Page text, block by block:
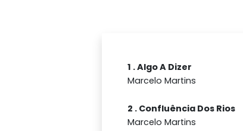
1 . Algo A Dizer
Marcelo Martins
2 . Confluência Dos Rios
Marcelo Martins